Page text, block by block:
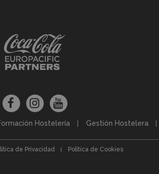
Hostelería Gestión Hostelera
de Privacidad Política de Cookies